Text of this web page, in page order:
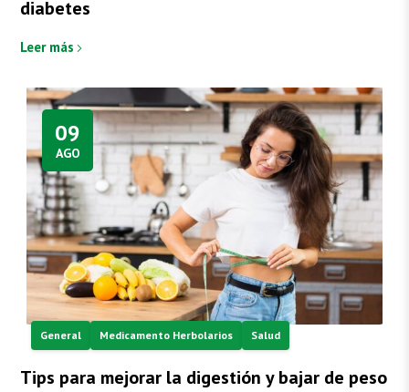
diabetes
Leer más
09
AGO
General Medicamento Herbolarios Salud
Tips para mejorar la digestión y bajar de peso